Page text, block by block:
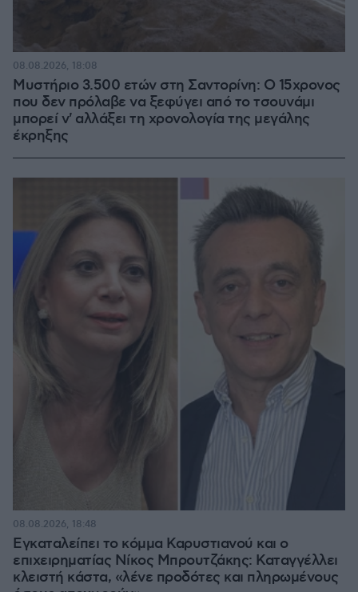
Μυστήριο 3.500 ετών στη Σαντορίνη: Ο 15χρονος
που δεν πρόλαβε να ξεφύγει από το τσουνάμι
μπορεί ν' αλλάξει τη χρονολογία της μεγάλης
έκρηξης
08.08.2026, 18:08
Εγκαταλείπει το κόμμα Καρυστιανού και ο
επιχειρηματίας Νίκος Μπρουτζάκης: Καταγγέλλει
κλειστή κάστα, «λένε προδότες και πληρωμένους
08.08.2026, 18:48